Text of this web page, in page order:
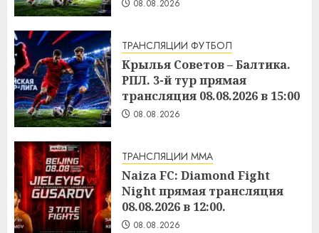
08.08.2026
ТРАНСЛЯЦИИ ФУТБОЛ
Крылья Советов – Балтика.
РПЛ. 3-й тур прямая
трансляция 08.08.2026 в 15:00
08.08.2026
ТРАНСЛЯЦИИ ММА
Naiza FC: Diamond Fight
Night прямая трансляция
08.08.2026 в 12:00.
08.08.2026